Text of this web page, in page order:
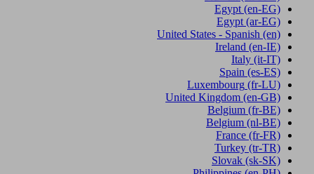
Egypt (en-EG)
Egypt (ar-EG)
United States - Spanish (en)
Ireland (en-IE)
Italy (it-IT)
Spain (es-ES)
Luxembourg (fr-LU)
United Kingdom (en-GB)
Belgium (fr-BE)
Belgium (nl-BE)
France (fr-FR)
Turkey (tr-TR)
Slovak (sk-SK)